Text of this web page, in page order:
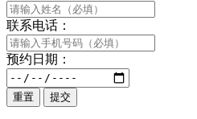
联系电话：
预约日期：